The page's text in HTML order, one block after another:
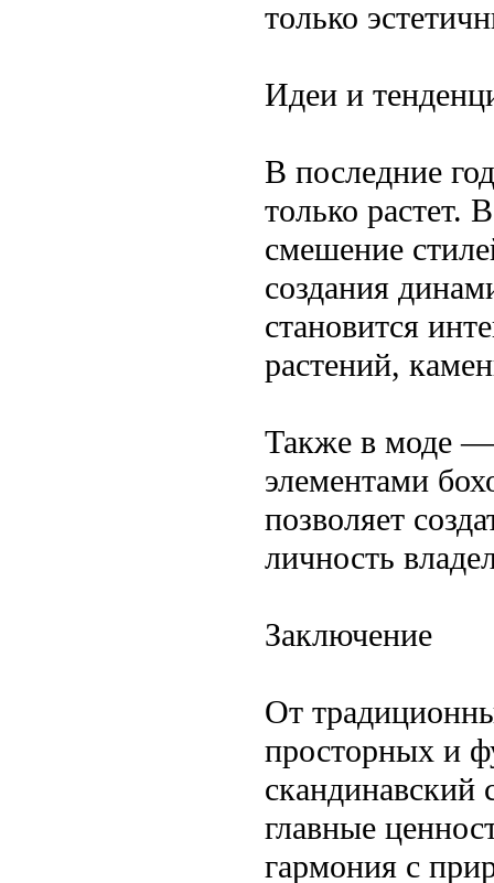
только
Идеи и
В последние
только растет.
смешение
создания
становится
растений,
Также в моде —
элементами
позволяет
личность
Заключение
От
просторных и
скандинавский
главные
гармония с